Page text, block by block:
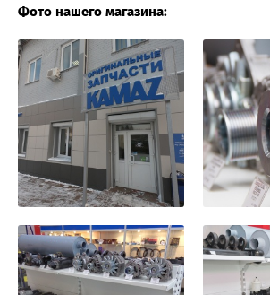
Фото нашего магазина: